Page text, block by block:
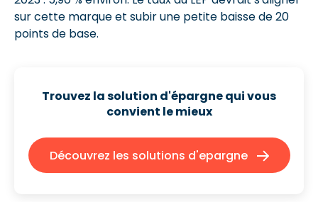
sur cette marque et subir une petite baisse de 20
points de base.
Trouvez la solution d'épargne quivous
convient le mieux
Découvrez les solutions d'epargne